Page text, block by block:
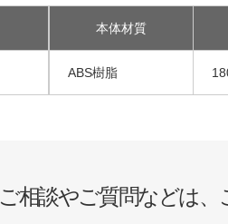
本体材質
ABS樹脂
相談やご質問などは、